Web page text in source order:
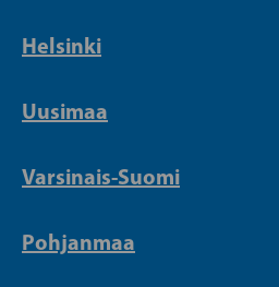
Helsinki
Uusimaa
Varsinais-Suomi
Pohjanmaa